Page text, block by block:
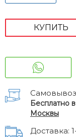
КУПИТЬ
Бесплатно
Москвы
Доставка: